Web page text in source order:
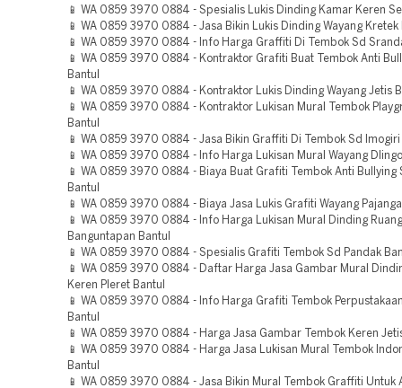
📱 WA 0859 3970 0884 - Spesialis Lukis Dinding Kamar Keren
📱 WA 0859 3970 0884 - Jasa Bikin Lukis Dinding Wayang Kretek
📱 WA 0859 3970 0884 - Info Harga Graffiti Di Tembok Sd
📱 WA 0859 3970 0884 - Kontraktor Grafiti Buat Tembok Anti
Bantul
📱 WA 0859 3970 0884 - Kontraktor Lukis Dinding Wayang Jetis
📱 WA 0859 3970 0884 - Kontraktor Lukisan Mural Tembok
Bantul
📱 WA 0859 3970 0884 - Jasa Bikin Graffiti Di Tembok Sd Imogiri
📱 WA 0859 3970 0884 - Info Harga Lukisan Mural Wayang
📱 WA 0859 3970 0884 - Biaya Buat Grafiti Tembok Anti Bullying
Bantul
📱 WA 0859 3970 0884 - Biaya Jasa Lukis Grafiti Wayang
📱 WA 0859 3970 0884 - Info Harga Lukisan Mural Dinding
Banguntapan Bantul
📱 WA 0859 3970 0884 - Spesialis Grafiti Tembok Sd Pandak
📱 WA 0859 3970 0884 - Daftar Harga Jasa Gambar Mural
Keren Pleret Bantul
📱 WA 0859 3970 0884 - Info Harga Grafiti Tembok
Bantul
📱 WA 0859 3970 0884 - Harga Jasa Gambar Tembok Keren
📱 WA 0859 3970 0884 - Harga Jasa Lukisan Mural Tembok
Bantul
📱 WA 0859 3970 0884 - Jasa Bikin Mural Tembok Graffiti Untuk